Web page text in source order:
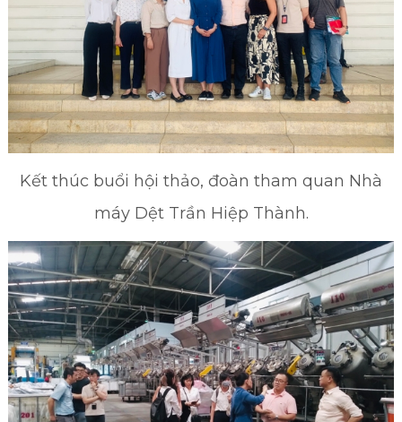
Kết thúc buổi hội thảo, đoàn tham quan Nhà
máy Dệt Trần Hiệp Thành.